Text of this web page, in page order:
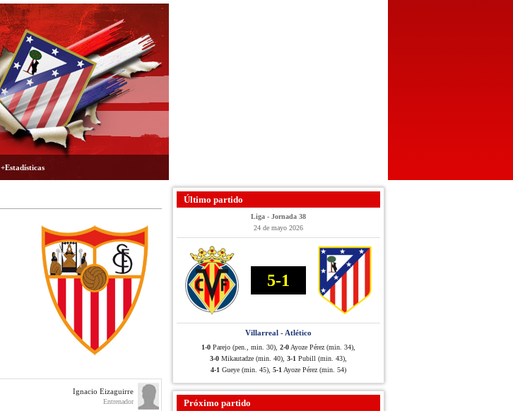
+Estadísticas
Ignacio Eizaguirre
Entrenador
Último partido
Liga - Jornada 38
24 de mayo 2026
5-1
Villarreal - Atlético
1-0 Parejo (pen., min. 30), 2-0 Ayoze Pérez (min. 34),
3-0 Mikautadze (min. 40), 3-1 Pubill (min. 43),
4-1 Gueye (min. 45), 5-1 Ayoze Pérez (min. 54)
Próximo partido